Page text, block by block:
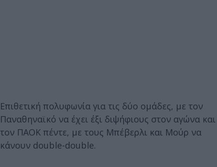
Επιθετική πολυφωνία για τις δύο ομάδες, με τον
Παναθηναϊκό να έχει έξι διψήφιους στον αγώνα και
τον ΠΑΟΚ πέντε, με τους Μπέβερλι και Μούρ να
κάνουν double-double.